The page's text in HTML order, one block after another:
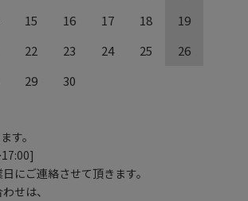
15 16 17 18
19
22 23 24 25
26
29 30
す。
にご連絡させて頂きます。
せは、